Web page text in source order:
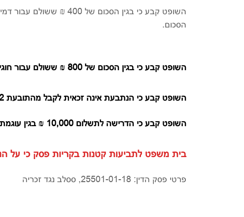
השופט קבע כי בגין הסכום
הסכום.
השופט קבע כי בגין הסכום של 800 ₪ ששולם עבור חוגים, על הנתבעת להשיב לתובעת 2/3 מהסכום הנ"ל, דהיינו סך של 533 ₪.
השופט קבע כי הנתבעת אינה זכאית לקבל מהתובעת 182 ₪ בגין עמלות ששילמה לבנק.
השופט קבע כי הדרישה לתשלום 10,000 ₪ בגין עוגמת נפש והוצאות, דינה להידחות.
בית משפט לתביעות קטנות בקריות פסק כי על
פרטי פסק הדין: 25501-01-18, ססלב נגד זכריה